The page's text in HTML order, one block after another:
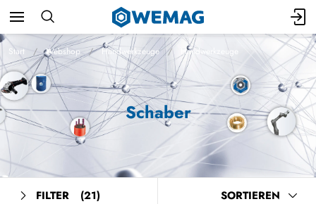
Start Webshop Handwerkzeuge Handwerkzeuge
Schaber
FILTER (21) SORTIEREN